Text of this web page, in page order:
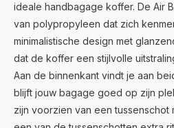
ideale handbagage koffer. De Air
van polypropyleen dat zich
minimalistische design met
dat de koffer een stijlvolle
Aan de binnenkant vindt je aan
blijft jouw bagage goed op zijn
zijn voorzien van een tussenschot